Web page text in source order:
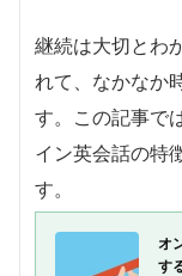
継続は大切とわ
れて、なかなか
す。この記事で
イン英会話の特
す。
オ
す